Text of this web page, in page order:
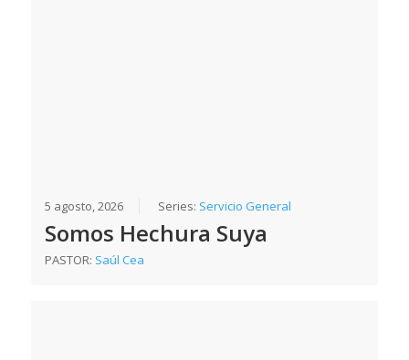
5 agosto, 2026 Series: Servicio General
Somos Hechura Suya
PASTOR: Saúl Cea